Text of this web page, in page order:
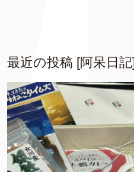
最近の投稿 [阿呆日